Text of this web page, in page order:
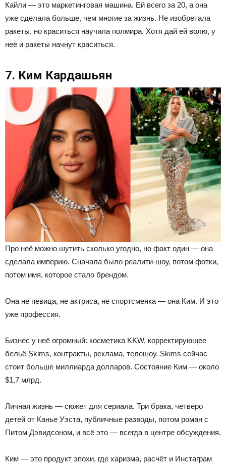
Кайли — это маркетинговая машина. Ей всего за 20, а она
уже сделала больше, чем многие за жизнь. Не изобретала
ракеты, но краситься научила полмира. Хотя дай ей волю, у
неё и ракеты начнут краситься.
7. Ким Кардашьян​
Про неё можно шутить сколько угодно, но факт один — она
сделала империю. Сначала было реалити-шоу, потом фотки,
потом имя, которое стало брендом.
Она не певица, не актриса, не спортсменка — она Ким. И это
уже профессия.
Бизнес у неё огромный: косметика KKW, корректирующее
бельё Skims, контракты, реклама, телешоу. Skims сейчас
стоит больше миллиарда долларов. Состояние Ким — около
$1,7 млрд.
Личная жизнь — сюжет для сериала. Три брака, четверо
детей от Канье Уэста, публичные разводы, потом роман с
Питом Дэвидсоном, и всё это — всегда в центре обсуждения.
Ким — это продукт эпохи, где харизма, расчёт и Инстаграм